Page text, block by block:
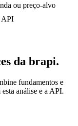
ou preço-alvo
API
da brapi.
fundamentos e
análise e a API.